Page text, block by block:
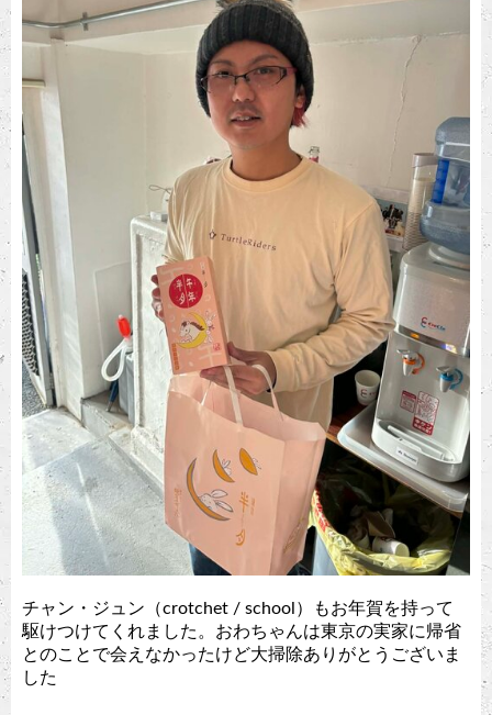
チャン・ジュン（crotchet / school）もお年賀を持って
駆けつけてくれました。おわちゃんは東京の実家に帰省
とのことで会えなかったけど大掃除ありがとうございま
した